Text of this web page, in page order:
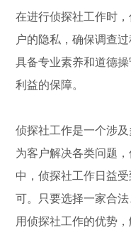
在进行侦探社工作时
户的隐私，确保调查
具备专业素养和道德
利益的保障。
侦探社工作是一个涉
为客户解决各类问题
中，侦探社工作日益
可。只要选择一家合
用侦探社工作的优势